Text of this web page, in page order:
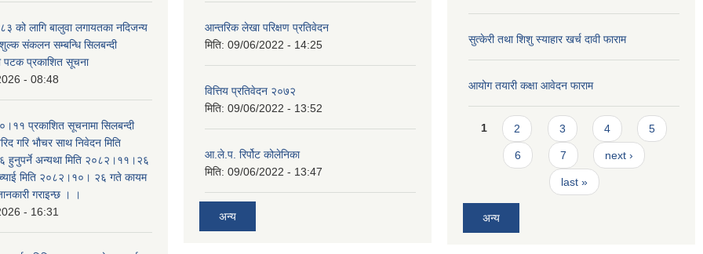
को लागि बालुवा लगायतका नदिजन्य
संकलन सम्बन्धि सिलबन्दी
पटक प्रकाशित सूचना
- 08:48
प्रकाशित सूचनामा सिलबन्दी
गरि भौचर साथ निवेदन मिति
अन्यथा मिति २०८२।११।२६
मिति २०८२।१०। २६ गते कायम
गराइन्छ । ।
- 16:31
आन्तरिक लेखा परिक्षण प्रतिवेदन
मिति: 09/06/2022 - 14:25
वित्तिय प्रतिवेदन २०७२
मिति: 09/06/2022 - 13:52
आ.ले.प. रिर्पोट कोलेनिका
मिति: 09/06/2022 - 13:47
अन्य
सुत्केरी तथा शिशु स्याहार खर्च दावी फाराम
आयोग तयारी कक्षा आवेदन फाराम
Pages
1 2 3 4 5
6 7 next ›
last »
अन्य